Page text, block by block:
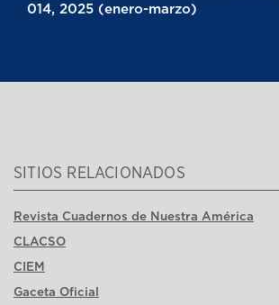
014, 2025 (enero-marzo)
SITIOS RELACIONADOS
Revista Cuadernos de Nuestra América
CLACSO
CIEM
Gaceta Oficial